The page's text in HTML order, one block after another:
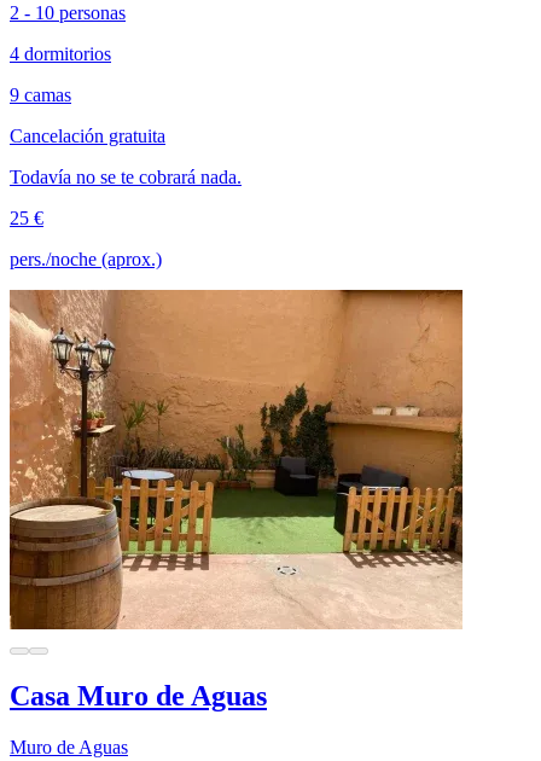
2 - 10 personas
4 dormitorios
9 camas
Cancelación gratuita
Todavía no se te cobrará nada.
25 €
pers./noche (aprox.)
Casa Muro de Aguas
Muro de Aguas